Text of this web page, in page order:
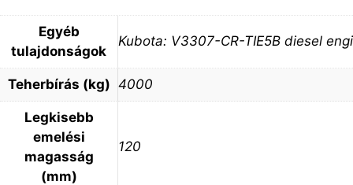
Egyéb
tulajdonságok
Kubota: V3307-CR-TIE5B diesel
Teherbírás (kg) 4000
Legkisebb
emelési
magasság
(mm)
120